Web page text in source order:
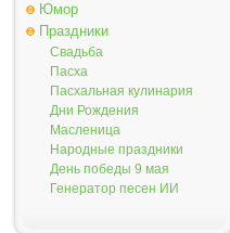
Юмор
Праздники
Свадьба
Пасха
Пасхальная кулинария
Дни Рождения
Масленица
Народные праздники
День победы 9 мая
Генератор песен ИИ